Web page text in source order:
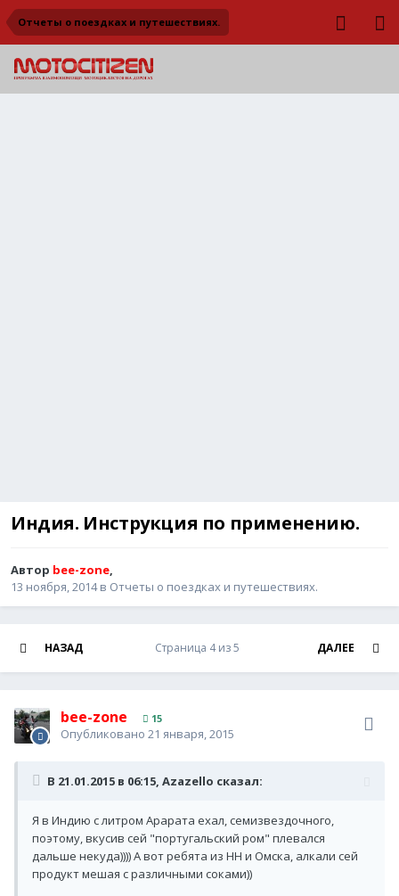
Отчеты о поездках и путешествиях.
Индия. Инструкция по применению.
Автор bee-zone,
13 ноября, 2014в Отчеты о поездках и путешествиях.
НАЗАД ДАЛЕЕ
Страница 4 из 5
bee-zone 15
Опубликовано 21 января, 2015
В 21.01.2015 в 06:15, Azazello сказал:
Я в Индию с литром Арарата ехал, семизвездочного,
поэтому, вкусив сей "португальский ром" плевался
дальше некуда)))) А вот ребята из НН и Омска, алкали сей
продукт мешая с различными соками))